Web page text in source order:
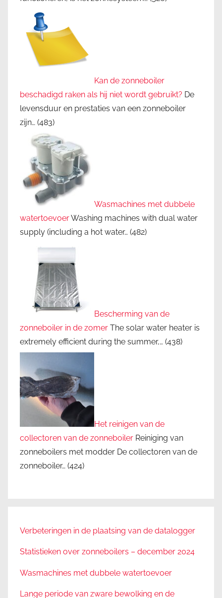
Kan de zonneboiler
beschadigd raken als hij niet wordt gebruikt? De
levensduur en prestaties van een zonneboiler
zijn… (483)
Wasmachines met dubbele
watertoevoerWashing machines with dual water
supply (including a hot water… (482)
Bescherming van de
zonneboiler in de zomer The solar water heater is
extremely efficient during the summer,… (438)
Het reinigen van de
collectoren van de zonneboiler Reiniging van
zonneboilers met modder De collectoren van de
zonneboiler… (424)
Verbeteringen in de plaatsing van de datalogger
Statistieken over zonneboilers – december 2024
Wasmachines met dubbele watertoevoer
Lange periode van zware bewolking en de